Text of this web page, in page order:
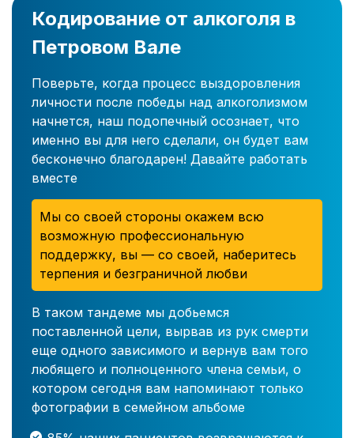
Кодирование от алкоголя в
Петровом Вале
Поверьте, когда процесс выздоровления
личности после победы над алкоголизмом
начнется, наш подопечный осознает, что
именно вы для него сделали, он будет вам
бесконечно благодарен! Давайте работать
вместе
Мы со своей стороны окажем всю
возможную профессиональную
поддержку, вы — со своей, наберитесь
терпения и безграничной любви
В таком тандеме мы добьемся
поставленной цели, вырвав из рук смерти
еще одного зависимого и вернув вам того
любящего и полноценного члена семьи, о
котором сегодня вам напоминают только
фотографии в семейном альбоме